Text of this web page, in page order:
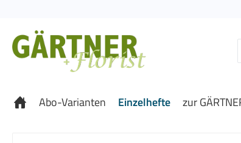
Abo-Varianten Einzelhefte zur